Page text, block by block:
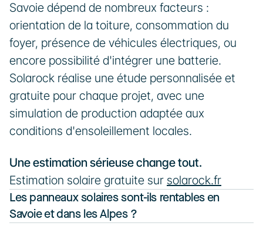
Savoie dépend de nombreux facteurs :
orientation de la toiture, consommation du
foyer, présence de véhicules électriques, ou
encore possibilité d'intégrer une batterie.
Solarock réalise une étude personnalisée et
gratuite pour chaque projet, avec une
simulation de production adaptée aux
conditions d'ensoleillement locales.
Une estimation sérieuse change tout.
Estimation solaire gratuite sur solarock.fr
Les panneaux solaires sont-ils rentables en
Savoie et dans les Alpes ?